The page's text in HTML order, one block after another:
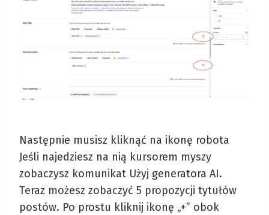
Następnie musisz kliknąć na ikonę robota
Jeśli najedziesz na nią kursorem myszy
zobaczysz komunikat Użyj generatora AI.
Teraz możesz zobaczyć 5 propozycji tytułów
postów. Po prostu kliknij ikonę „+” obok